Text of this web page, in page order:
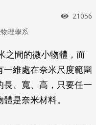
瀏覽次
21056
理學系
之間的微小物體，而
維處在奈米尺度範圍
長、寬、高，只要任一
是奈米材料。